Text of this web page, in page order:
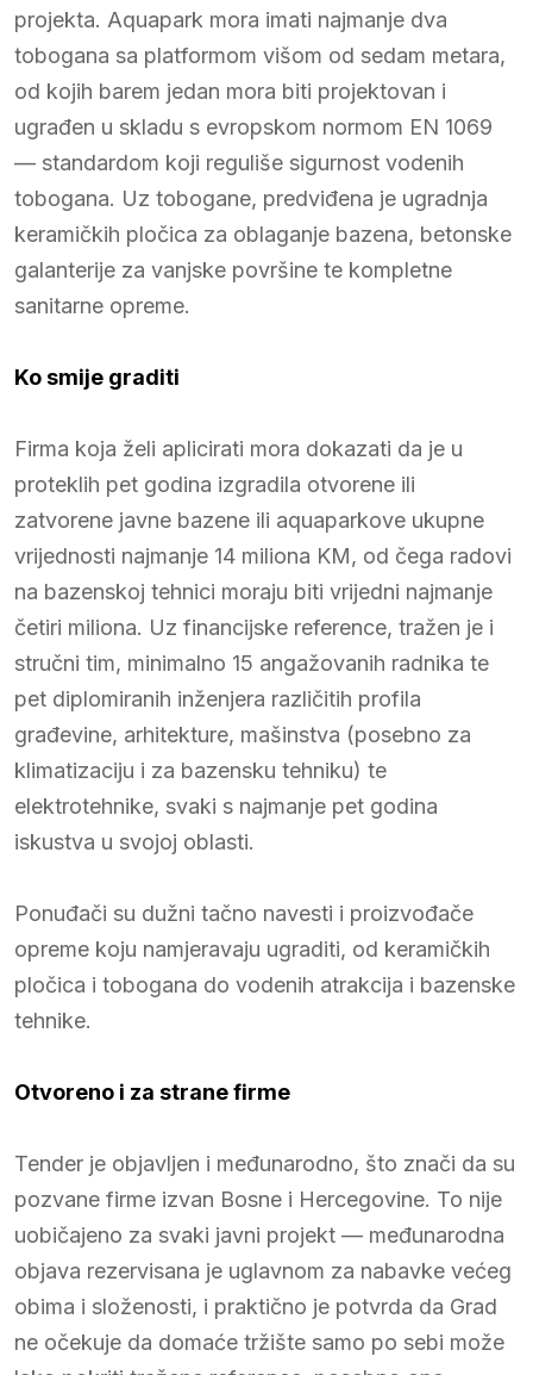
projekta. Aquapark mora imati najmanje dva
tobogana sa platformom višom od sedam metara,
od kojih barem jedan mora biti projektovan i
ugrađen u skladu s evropskom normom EN 1069
— standardom koji reguliše sigurnost vodenih
tobogana. Uz tobogane, predviđena je ugradnja
keramičkih pločica za oblaganje bazena, betonske
galanterije za vanjske površine te kompletne
sanitarne opreme.
Ko smije graditi
Firma koja želi aplicirati mora dokazati da je u
proteklih pet godina izgradila otvorene ili
zatvorene javne bazene ili aquaparkove ukupne
vrijednosti najmanje 14 miliona KM, od čega radovi
na bazenskoj tehnici moraju biti vrijedni najmanje
četiri miliona. Uz financijske reference, tražen je i
stručni tim, minimalno 15 angažovanih radnika te
pet diplomiranih inženjera različitih profila
građevine, arhitekture, mašinstva (posebno za
klimatizaciju i za bazensku tehniku) te
elektrotehnike, svaki s najmanje pet godina
iskustva u svojoj oblasti.
Ponuđači su dužni tačno navesti i proizvođače
opreme koju namjeravaju ugraditi, od keramičkih
pločica i tobogana do vodenih atrakcija i bazenske
tehnike.
Otvoreno i za strane firme
Tender je objavljen i međunarodno, što znači da su
pozvane firme izvan Bosne i Hercegovine. To nije
uobičajeno za svaki javni projekt — međunarodna
objava rezervisana je uglavnom za nabavke većeg
obima i složenosti, i praktično je potvrda da Grad
ne očekuje da domaće tržište samo po sebi može